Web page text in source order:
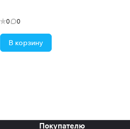
0 0
В корзину
Покупателю